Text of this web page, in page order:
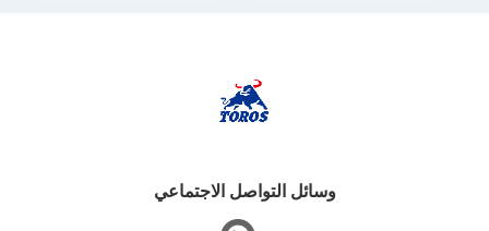
وسائل التواصل الاجتماعي